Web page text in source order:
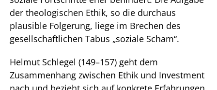
der theologischen Ethik, so die durchaus
plausible Folgerung, liege im Brechen des
gesellschaftlichen Tabus „soziale Scham“.
Helmut Schlegel (149–157) geht dem
Zusammenhang zwischen Ethik und Investment